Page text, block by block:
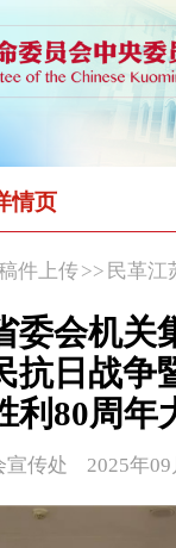
情页
件上传 >> 民革江
委会机关
抗日战争
利80周年
传处 2025年09